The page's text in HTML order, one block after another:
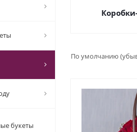
По умолчанию
букеты